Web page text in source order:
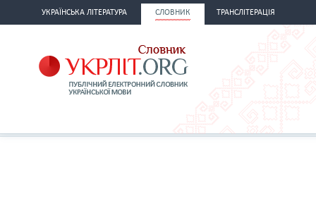
УКРАЇНСЬКА ЛІТЕРАТУРА СЛОВНИК ТРАНСЛІТЕРАЦІЯ